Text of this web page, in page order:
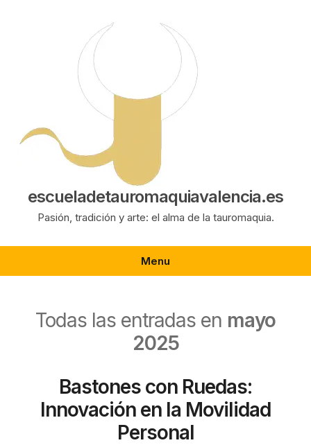
escueladetauromaquiavalencia.es
Pasión, tradición y arte: el alma de la tauromaquia.
Menu
Todas las entradas en mayo
2025
Bastones con Ruedas:
Innovación en la Movilidad
Personal